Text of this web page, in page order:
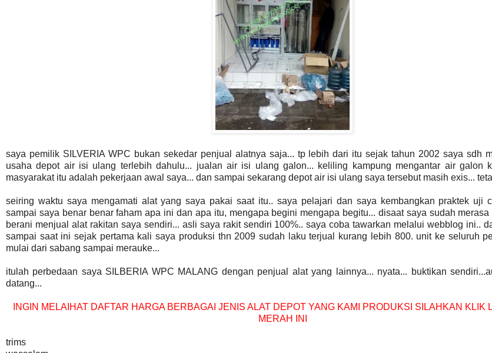
saya pemilik SILVERIA WPC bukan sekedar penjual alatnya saja... tp lebih dari itu sejak tahun 2002 saya sdh
usaha depot air isi ulang terlebih dahulu... jualan air isi ulang galon... keliling kampung mengantar air galon
masyarakat itu adalah pekerjaan awal saya... dan sampai sekarang depot air isi ulang saya tersebut masih exis...
seiring waktu saya mengamati alat yang saya pakai saat itu.. saya pelajari dan saya kembangkan praktek uji
sampai saya benar benar faham apa ini dan apa itu, mengapa begini mengapa begitu... disaat saya sudah
berani menjual alat rakitan saya sendiri... asli saya rakit sendiri 100%.. saya coba tawarkan melalui webblog ini..
sampai saat ini sejak pertama kali saya produksi thn 2009 sudah laku terjual kurang lebih 800. unit ke seluruh
mulai dari sabang sampai merauke...
itulah perbedaan saya SILBERIA WPC MALANG dengan penjual alat yang lainnya... nyata... buktikan
datang...
INGIN MELAIHAT DAFTAR HARGA BERBAGAI JENIS ALAT DEPOT YANG KAMI PRODUKSI SILAHKAN KLIK
MERAH INI
trims